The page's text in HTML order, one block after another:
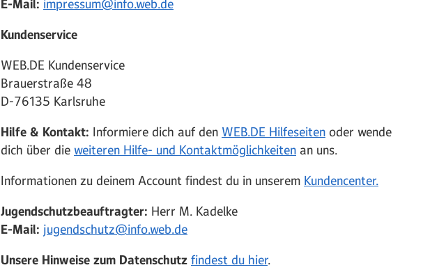
E-Mail: impressum@info.web.de
Kundenservice
WEB.DE Kundenservice
Brauerstraße 48
D-76135 Karlsruhe
Hilfe & Kontakt: Informiere dich auf den WEB.DE Hilfeseiten oder wende
dich über die weiteren Hilfe- und Kontaktmöglichkeiten an uns.
Informationen zu deinem Account findest du in unserem Kundencenter.
Jugendschutzbeauftragter: Herr M. Kadelke
E-Mail: jugendschutz@info.web.de
Unsere Hinweise zum Datenschutz findest du hier.